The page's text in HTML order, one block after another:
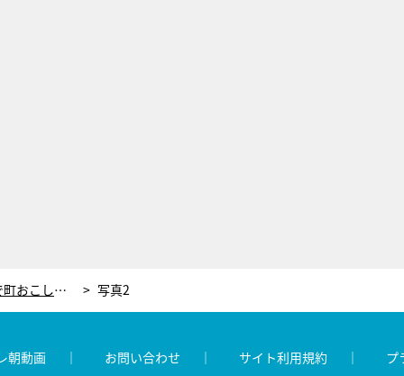
オカルト好きの市役所職員、UFOで町おこし！完全アウェイ状態から、NASA＆首相を巻き込む事態に 写真2
朝動画 お問い合わせ サイト利用規約 プ